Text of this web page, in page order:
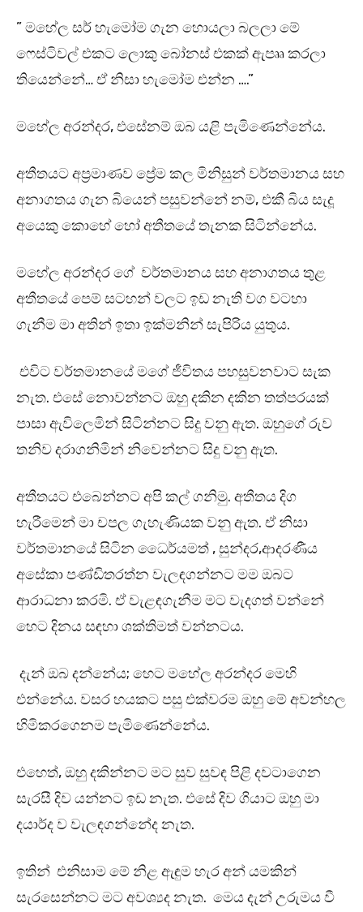
” මහේල සර් හැමෝම ගැන හොයලා බලලා මේ
ෆෙස්ටිවල් එකට ලොකු බෝනස් එකක් ඇපෲ කරලා
තියෙන්නේ… ඒ නිසා හැමෝම එන්න ….”
මහේල අරන්දර, එසේනම් ඔබ යළි පැමිණෙන්නේය.
අතීතයට අප්‍රමාණව ප්‍රේම කල මිනිසුන් වර්තමානය සහ
අනාගතය ගැන බියෙන් පසුවන්නේ නම්, එකී බිය සැදූ
අයෙකු කොහේ හෝ අතීතයේ තැනක සිටින්නේය.
මහේල අරන්දර ගේ වර්තමානය සහ අනාගතය තුළ
අතීතයේ පෙම් සටහන් වලට ඉඩ නැති වග වටහා
ගැනීම මා අතින් ඉතා ඉක්මනින් සැපිරිය යුතුය.
එවිට වර්තමානයේ මගේ ජීවිතය පහසුවනවාට සැක
නැත. එසේ නොවන්නට ඔහු දකින දකින තත්පරයක්
පාසා ඇවිලෙමින් සිටින්නට සිදු වනු ඇත. ඔහුගේ රුව
තනිව දරාගනිමින් නිවෙන්නට සිදු වනු ඇත.
අතීතයට එබෙන්නට අපි කල් ගනිමු. අතීතය දිග
හැරීමෙන් මා චපල ගැහැණියක වනු ඇත. ඒ නිසා
වර්තමානයේ සිටින ධෛර්යමත් , සුන්දර,ආදරණීය
අසේකා පණ්ඩිතරත්න වැලඳගන්නට මම ඔබට
ආරාධනා කරමි. ඒ වැළඳගැනීම මට වැදගත් වන්නේ
හෙට දිනය සඳහා ශක්තිමත් වන්නටය.
දැන් ඔබ දන්නේය; හෙට මහේල අරන්දර මෙහි
එන්නේය. වසර හයකට පසු එක්වරම ඔහු මේ අවන්හල
හිමිකරගෙනම පැමිණෙන්නේය.
එහෙත්, ඔහු දකින්නට මට සුව සුවඳ පිළි දවටාගෙන
සැරසී දිව යන්නට ඉඩ නැත. එසේ දිව ගියාට ඔහු මා
දයාර්ද ව වැලඳගන්නේද නැත.
ඉතින් එනිසාම මේ නිළ ඇඳුම හැර අන් යමකින්
සැරසෙන්නට මට අවශ්‍යද නැත. මෙය දැන් උරුමය වී